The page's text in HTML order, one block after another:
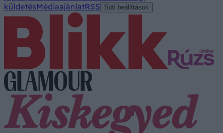
küldetésMédiaajánlatRSS Süti beállítások